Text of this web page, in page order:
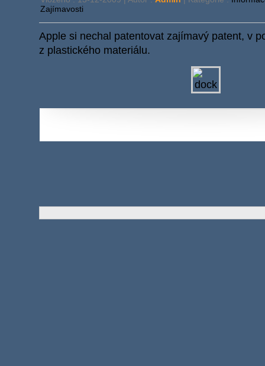
Zajímavosti
Apple si nechal patentovat zajímavý patent, v
z plastického materiálu.